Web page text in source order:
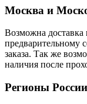
Москва и
Возможна
предварительному
заказа. Так же
наличия после
Регионы России